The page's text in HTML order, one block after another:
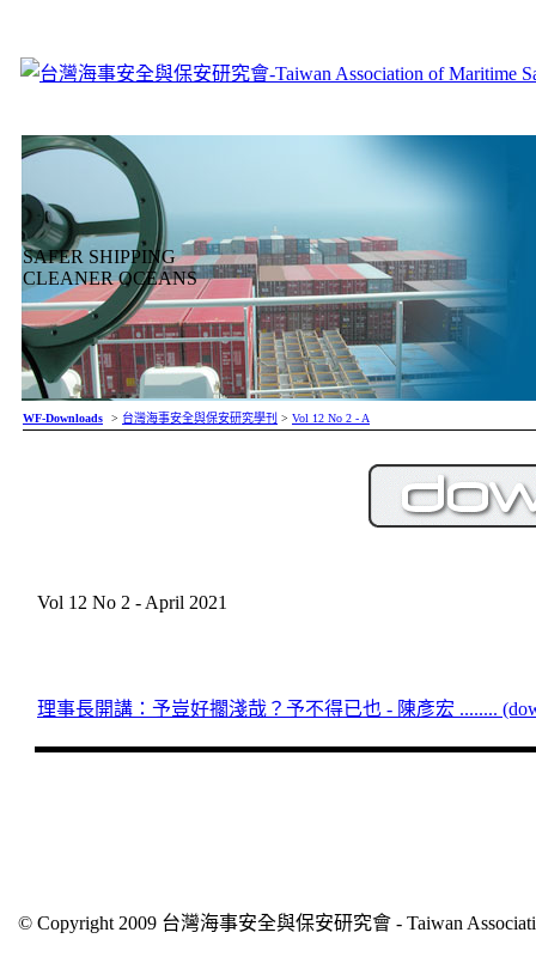
SAFER SHIPPING
CLEANER OCEANS
WF-Downloads > 台灣海事安全與保安研究學刊 > Vol 12 No 2 - A
Vol 12 No 2 - April 2021
理事長開講：予豈好擱淺哉？予不得已也 - 陳彥宏 ........
© Copyright 2009 台灣海事安全與保安研究會 - Taiwan